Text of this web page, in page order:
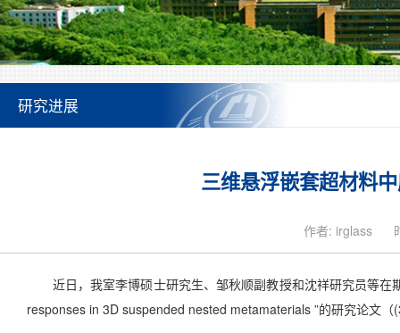
研究进展
三维悬浮嵌套超材料
作者: irglass
近日，我室李博硕士研究生、邹秋顺副教授和沈祥研究员等在
responses in 3D suspended nested metamaterials ”的研究论文（